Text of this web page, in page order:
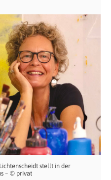
stellt in der
– © privat